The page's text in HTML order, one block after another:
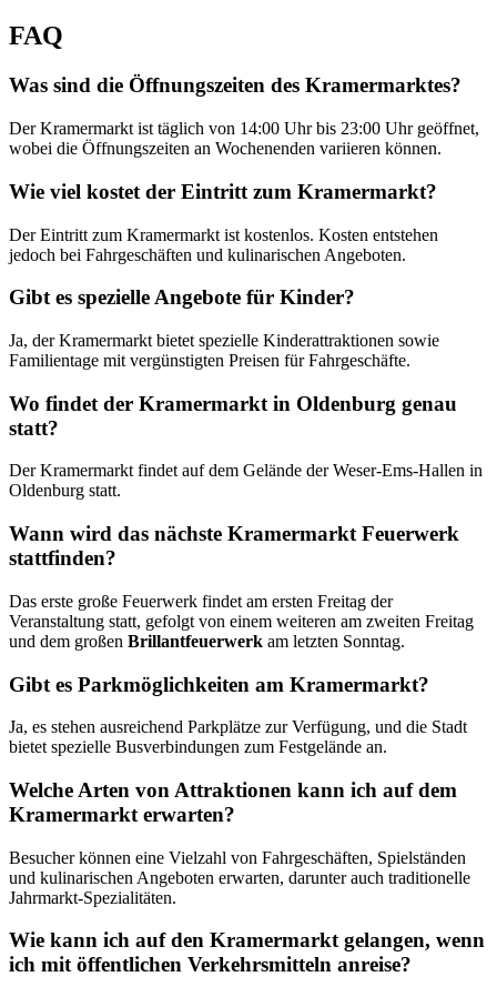
FAQ
Was sind die Öffnungszeiten des Kramermarktes?
Der Kramermarkt ist täglich von 14:00 Uhr bis 23:00 Uhr geöffnet,
wobei die Öffnungszeiten an Wochenenden variieren können.
Wie viel kostet der Eintritt zum Kramermarkt?
Der Eintritt zum Kramermarkt ist kostenlos. Kosten entstehen
jedoch bei Fahrgeschäften und kulinarischen Angeboten.
Gibt es spezielle Angebote für Kinder?
Ja, der Kramermarkt bietet spezielle Kinderattraktionen sowie
Familientage mit vergünstigten Preisen für Fahrgeschäfte.
Wo findet der Kramermarkt in Oldenburg genau
statt?
Der Kramermarkt findet auf dem Gelände der Weser-Ems-Hallen in
Oldenburg statt.
Wann wird das nächste Kramermarkt Feuerwerk
stattfinden?
Das erste große Feuerwerk findet am ersten Freitag der
Veranstaltung statt, gefolgt von einem weiteren am zweiten Freitag
und dem großen Brillantfeuerwerk am letzten Sonntag.
Gibt es Parkmöglichkeiten am Kramermarkt?
Ja, es stehen ausreichend Parkplätze zur Verfügung, und die Stadt
bietet spezielle Busverbindungen zum Festgelände an.
Welche Arten von Attraktionen kann ich auf dem
Kramermarkt erwarten?
Besucher können eine Vielzahl von Fahrgeschäften, Spielständen
und kulinarischen Angeboten erwarten, darunter auch traditionelle
Jahrmarkt-Spezialitäten.
Wie kann ich auf den Kramermarkt gelangen, wenn
ich mit öffentlichen Verkehrsmitteln anreise?